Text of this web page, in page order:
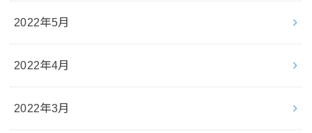
2022年5月
2022年4月
2022年3月